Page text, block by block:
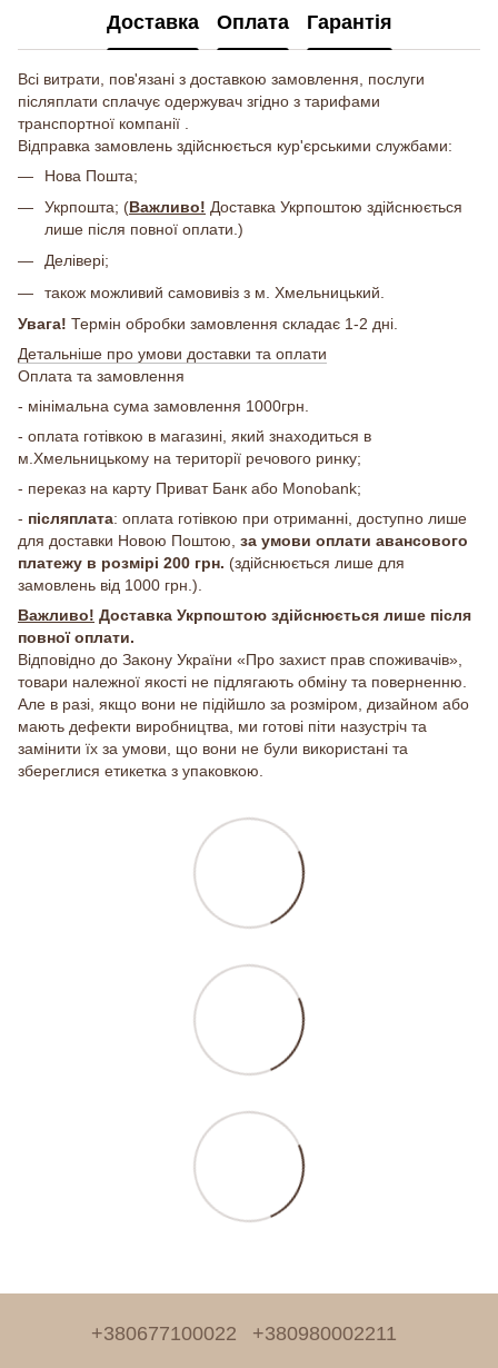
Доставка Оплата Гарантія
Всі витрати, пов'язані з доставкою замовлення, послуги
післяплати сплачує одержувач згідно з тарифами
транспортної компанії .
Відправка замовлень здійснюється кур'єрськими службами:
Нова Пошта;
Укрпошта; (Важливо! Доставка Укрпоштою здійснюється
лише після повної оплати.)
Делівері;
також можливий самовивіз з м. Хмельницький.
Увага! Термін обробки замовлення складає 1-2 дні.
Детальніше про умови доставки та оплати
Оплата та замовлення
- мінімальна сума замовлення 1000грн.
- оплата готівкою в магазині, який знаходиться в
м.Хмельницькому на території речового ринку;
- переказ на карту Приват Банк або Monobank;
- післяплата: оплата готівкою при отриманні, доступно лише
для доставки Новою Поштою, за умови оплати авансового
платежу в розмірі 200 грн. (здійснюється лише для
замовлень від 1000 грн.).
Важливо! Доставка Укрпоштою здійснюється лише після
повної оплати.
Відповідно до Закону України «Про захист прав споживачів»,
товари належної якості не підлягають обміну та поверненню.
Але в разі, якщо вони не підійшло за розміром, дизайном або
мають дефекти виробництва, ми готові піти назустріч та
замінити їх за умови, що вони не були використані та
збереглися етикетка з упаковкою.
+380677100022 +380980002211